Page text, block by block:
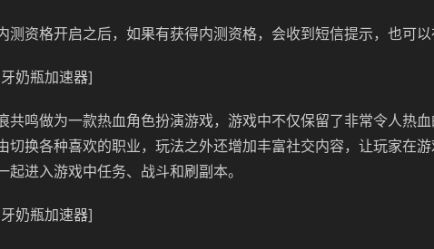
测资格开启之后，如果有获得内测资格，会收到短信提示，也可以
奶瓶加速器]
共鸣做为一款热血角色扮演游戏，游戏中不仅保留了非常令人热
切换各种喜欢的职业，玩法之外还增加丰富社交内容，让玩家在游
起进入游戏中任务、战斗和刷副本。
奶瓶加速器]